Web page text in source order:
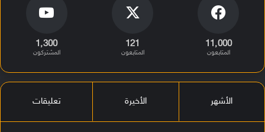
11٬000
المتابعون
121
المتابعون
1٬300
المشتركون
الأشهر الأخيرة تعليقات